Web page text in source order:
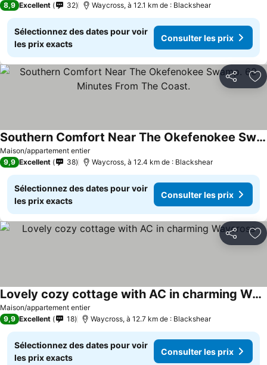
8,9 Excellent 32 Waycross, à 12.1 km de : Blackshear
Sélectionnez des dates pour voir
les prix exacts
Consulter les prix
Partager
Maison/appartement entier
Southern Comfort Near The Okefenokee Swamp. 60 Minutes From The Coast.
9,9 Excellent 38 Waycross, à 12.4 km de : Blackshear
Sélectionnez des dates pour voir
les prix exacts
Consulter les prix
Partager
Maison/appartement entier
Lovely cozy cottage with AC in charming Waycross
9,9 Excellent 18 Waycross, à 12.7 km de : Blackshear
Sélectionnez des dates pour voir
les prix exacts
Consulter les prix